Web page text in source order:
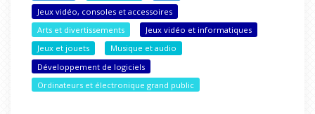
Jeux vidéo, consoles et accessoires
Arts et divertissements
Jeux vidéo et informatiques
Jeux et jouets
Musique et audio
Développement de logiciels
Ordinateurs et électronique grand public